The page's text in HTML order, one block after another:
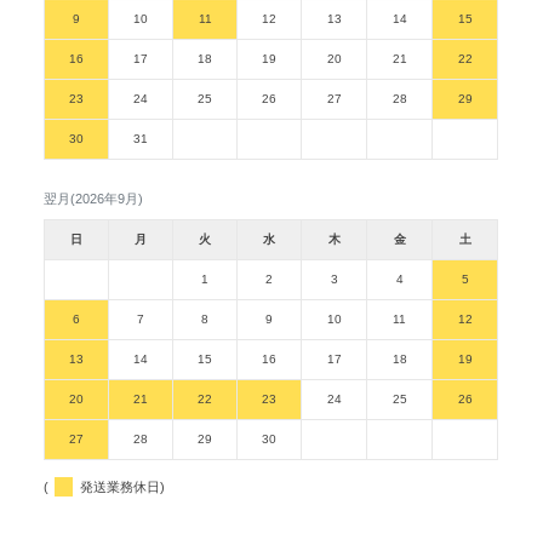
9 10 11 12 13 14 15
16 17 18 19 20 21 22
23 24 25 26 27 28 29
30 31
翌月(2026年9月)
日 月 火 水 木 金 土
1 2 3 4 5
6 7 8 9 10 11 12
13 14 15 16 17 18 19
20 21 22 23 24 25 26
27 28 29 30
( 発送業務休日)